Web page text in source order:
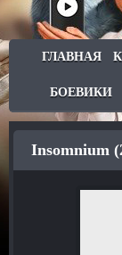
ГЛАВНАЯ
БОЕВИКИ
Insomnium